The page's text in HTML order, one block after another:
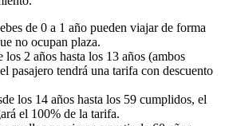
de 0 a 1 año pueden viajar de forma
no ocupan plaza.
los 2 años hasta los 13 años (ambos
pasajero tendrá una tarifa con descuento
los 14 años hasta los 59 cumplidos, el
el 100% de la tarifa.